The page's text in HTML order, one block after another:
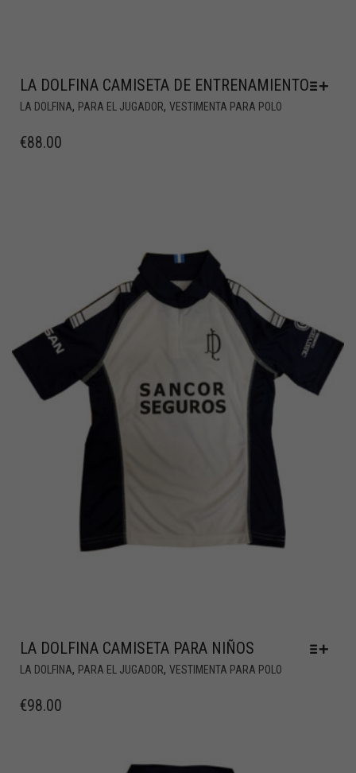
LA DOLFINA CAMISETA DE ENTRENAMIENTO
LA DOLFINA, PARA EL JUGADOR, VESTIMENTA PARA POLO
€88.00
LA DOLFINA CAMISETA PARA NIÑOS
LA DOLFINA, PARA EL JUGADOR, VESTIMENTA PARA POLO
€98.00